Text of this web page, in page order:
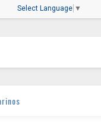
Select Language ▼